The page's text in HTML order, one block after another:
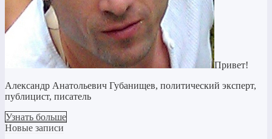
Привет!
Александр Анатольевич Губанищев, политический эксперт,
публицист, писатель
Узнать больше
Новые записи